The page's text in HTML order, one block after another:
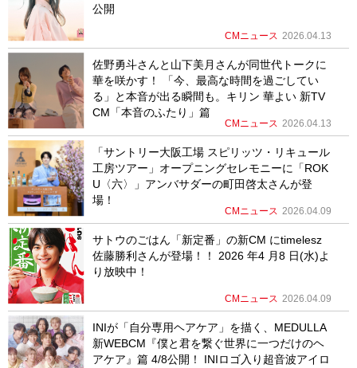
公開
CMニュース 2026.04.13
佐野勇斗さんと山下美月さんが同世代トークに
華を咲かす！ 「今、最高な時間を過ごしてい
る」と本音が出る瞬間も。キリン 華よい 新TV
CM「本音のふたり」篇
CMニュース 2026.04.13
「サントリー大阪工場 スピリッツ・リキュール
工房ツアー」オープニングセレモニーに「ROK
U〈六〉」アンバサダーの町田啓太さんが登
場！
CMニュース 2026.04.09
サトウのごはん「新定番」の新CM にtimelesz
佐藤勝利さんが登場！！ 2026 年4 月8 日(水)よ
り放映中！
CMニュース 2026.04.09
INIが「⾃分専⽤ヘアケア」を描く、MEDULLA
新WEBCM『僕と君を繋ぐ世界に⼀つだけのヘ
アケア』篇 4/8公開！ INIロゴ⼊り超⾳波アイロ